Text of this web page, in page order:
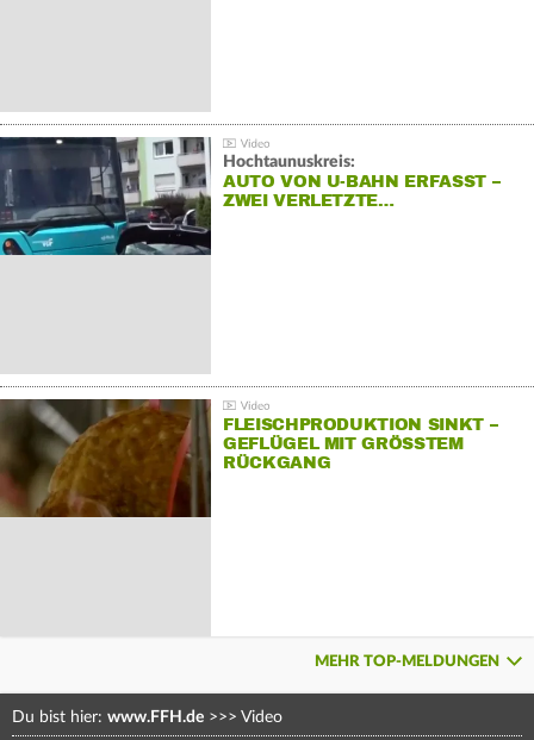
Hochtaunuskreis:
AUTO VON U-BAHN ERFASST –
ZWEI VERLETZTE…
FLEISCHPRODUKTION SINKT –
GEFLÜGEL MIT GRÖSSTEM R
ÜCKGANG
MEHR TOP-MELDUNGEN
Du bist hier: www.FFH.de >>> Video